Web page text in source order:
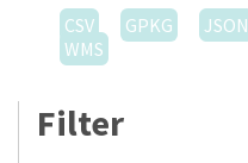
CSV
GPKG JSON
WMS
Filter